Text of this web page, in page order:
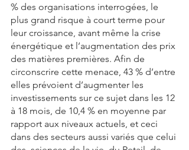
% des organisations interrogées, le
plus grand risque à court terme pour
leur croissance, avant même la crise
énergétique et l’augmentation des prix
des matières premières. Afin de
circonscrire cette menace, 43 % d’entre
elles prévoient d’augmenter les
investissements sur ce sujet dans les 12
à 18 mois, de 10,4 % en moyenne par
rapport aux niveaux actuels, et ceci
dans des secteurs aussi variés que celui